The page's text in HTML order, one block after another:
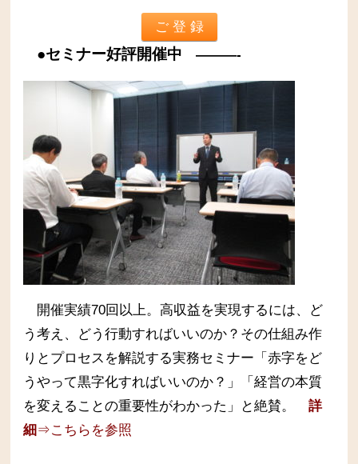
●セミナー好評開催中 ———-
開催実績70回以上。高収益を実現するには、ど
う考え、どう行動すればいいのか？その仕組み作
りとプロセスを解説する実務セミナー 「赤字をど
うやって黒字化すればいいのか？」「経営の本質
を変えることの重要性がわかった」と絶賛。
詳
細⇒こちらを参照